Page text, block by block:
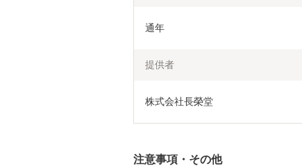
通年
提供者
株式会社長榮堂
注意事項・その他